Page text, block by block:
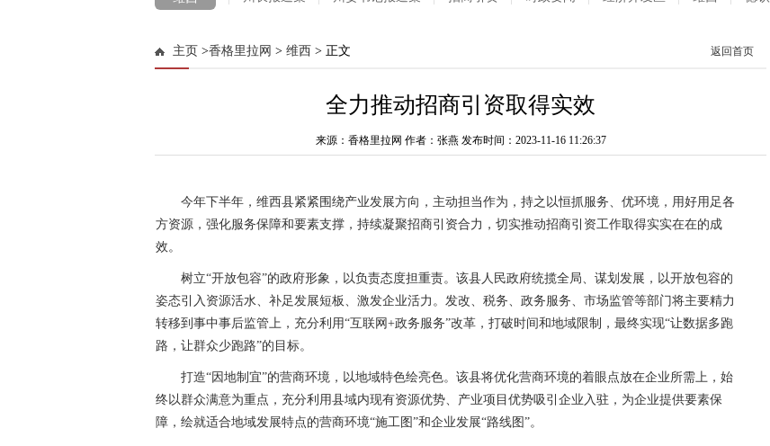
主页 >香格里拉网 > 维西 > 正文 返回首页
全力推动招商引资取得实效
来源：香格里拉网 作者：张燕 发布时间：2023-11-16 11:26:37
今年下半年，维西县紧紧围绕产业发展方向，主动担当作为，持之以恒抓服务、优环境，用好用足各
方资源，强化服务保障和要素支撑，持续凝聚招商引资合力，切实推动招商引资工作取得实实在在的成
效。
树立“开放包容”的政府形象，以负责态度担重责。该县人民政府统揽全局、谋划发展，以开放包容的
姿态引入资源活水、补足发展短板、激发企业活力。发改、税务、政务服务、市场监管等部门将主要精力
转移到事中事后监管上，充分利用“互联网+政务服务”改革，打破时间和地域限制，最终实现“让数据多跑
路，让群众少跑路”的目标。
打造“因地制宜”的营商环境，以地域特色绘亮色。该县将优化营商环境的着眼点放在企业所需上，始
终以群众满意为重点，充分利用县域内现有资源优势、产业项目优势吸引企业入驻，为企业提供要素保
障，绘就适合地域发展特点的营商环境“施工图”和企业发展“路线图”。